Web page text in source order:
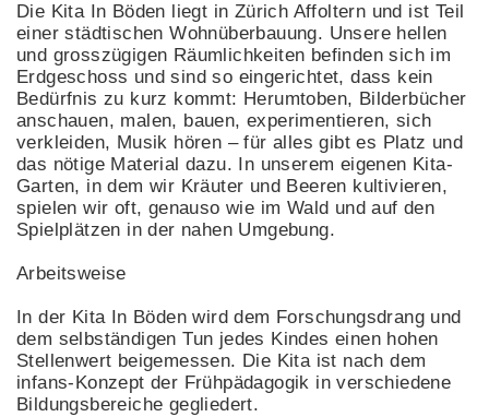
Die Kita In Böden liegt in Zürich Affoltern und ist Teil
einer städtischen Wohnüberbauung. Unsere hellen
und grosszügigen Räumlichkeiten befinden sich im
Erdgeschoss und sind so eingerichtet, dass kein
Bedürfnis zu kurz kommt: Herumtoben, Bilderbücher
anschauen, malen, bauen, experimentieren, sich
verkleiden, Musik hören – für alles gibt es Platz und
das nötige Material dazu. In unserem eigenen Kita-
Garten, in dem wir Kräuter und Beeren kultivieren,
spielen wir oft, genauso wie im Wald und auf den
Spielplätzen in der nahen Umgebung.
Arbeitsweise
In der Kita In Böden wird dem Forschungsdrang und
dem selbständigen Tun jedes Kindes einen hohen
Stellenwert beigemessen. Die Kita ist nach dem
infans-Konzept der Frühpädagogik in verschiedene
Bildungsbereiche gegliedert.